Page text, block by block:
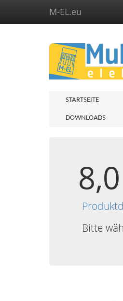
M-EL.eu
STARTSEITE
DOWNLOADS
Bitte